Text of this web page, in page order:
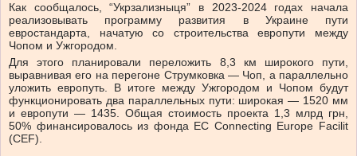
Как сообщалось, “Укрзализныця” в 2023-2024 годах начала
реализовывать программу развития в Украине пути
евростандарта, начатую со строительства европути между
Чопом и Ужгородом.
Для этого планировали переложить 8,3 км широкого пути,
выравнивая его на перегоне Струмковка — Чоп, а параллельно
уложить европуть. В итоге между Ужгородом и Чопом будут
функционировать два параллельных пути: широкая — 1520 мм
и европути — 1435. Общая стоимость проекта 1,3 млрд грн,
50% финансировалось из фонда ЕС Connecting Europe Facilit
(CEF).